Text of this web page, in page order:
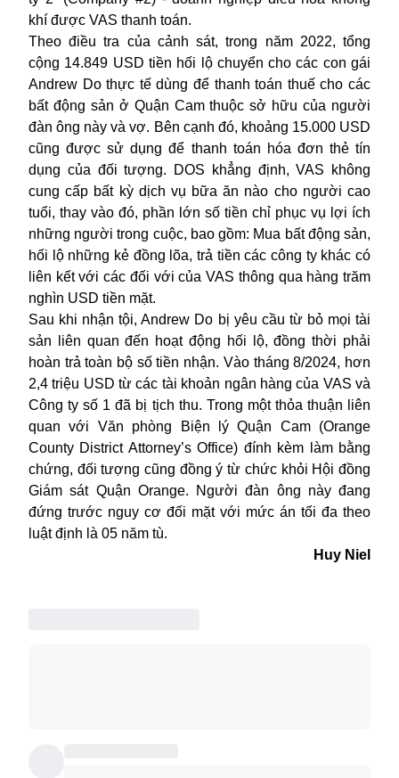
khí được VAS thanh toán.
Theo điều tra của cảnh sát, trong năm 2022, tổng
cộng 14.849 USD tiền hối lộ chuyển cho các con gái
Andrew Do thực tế dùng để thanh toán thuế cho các
bất động sản ở Quận Cam thuộc sở hữu của người
đàn ông này và vợ. Bên cạnh đó, khoảng 15.000 USD
cũng được sử dụng để thanh toán hóa đơn thẻ tín
dụng của đối tượng.
DOS
khẳng định, VAS không
cung cấp bất kỳ dịch vụ bữa ăn nào cho người cao
tuổi, thay vào đó, phần lớn số tiền chỉ phục vụ lợi ích
những người trong cuộc, bao gồm: Mua bất động sản,
hối lộ những kẻ đồng lõa, trả tiền các công ty khác có
liên kết với các đối với của VAS thông qua hàng trăm
nghìn USD tiền mặt.
Sau khi nhận tội, Andrew Do bị yêu cầu từ bỏ mọi tài
sản liên quan đến hoạt động hối lộ, đồng thời phải
hoàn trả toàn bộ số tiền nhận. Vào tháng 8/2024, hơn
2,4 triệu USD từ các tài khoản ngân hàng của VAS và
Công ty số 1 đã bị tịch thu. Trong một thỏa thuận liên
quan với Văn phòng Biện lý Quận Cam (Orange
County District Attorney’s Office) đính kèm làm bằng
chứng, đối tượng cũng đồng ý từ chức khỏi Hội đồng
Giám sát Quận Orange. Người đàn ông này đang
đứng trước nguy cơ đối mặt với mức án tối đa theo
luật định là 05 năm tù.
Huy Niel